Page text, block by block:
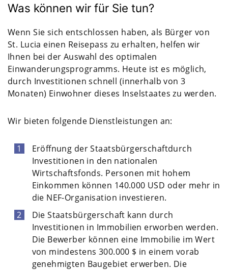
Was können wir für Sie tun?
Wenn Sie sich entschlossen haben, als Bürger von
St. Lucia einen Reisepass zu erhalten, helfen wir
Ihnen bei der Auswahl des optimalen
Einwanderungsprogramms. Heute ist es möglich,
durch Investitionen schnell (innerhalb von 3
Monaten) Einwohner dieses Inselstaates zu werden.
Wir bieten folgende Dienstleistungen an:
Eröffnung derStaatsbürgerschaftdurch
Investitionen in den nationalen
Wirtschaftsfonds. Personen mit hohem
Einkommen können 140.000 USD oder mehr in
die NEF-Organisation investieren.
Die Staatsbürgerschaft kann durch
Investitionen in Immobilien erworben werden.
Die Bewerber können eine Immobilie im Wert
von mindestens 300.000 $ in einem vorab
genehmigten Baugebiet erwerben. Die